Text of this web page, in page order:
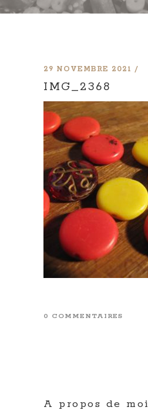
29 NOVEMBRE 2021
IMG_2368
0 COMMENTAIRES
A propos de moi